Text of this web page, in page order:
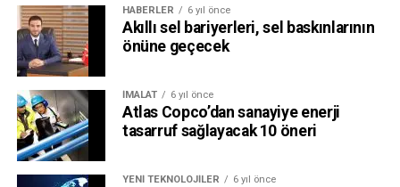
HABERLER 6 yıl önce
Akıllı sel bariyerleri, sel baskınlarının
önüne geçecek
İMALAT 6 yıl önce
Atlas Copco’dan sanayiye enerji
tasarruf sağlayacak 10 öneri
YENI TEKNOLOJILER 6 yıl önce